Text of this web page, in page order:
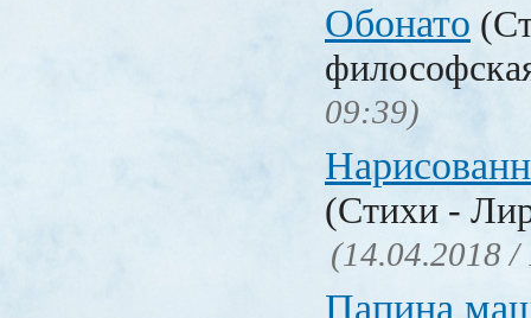
Обонато
09:39)
(Стихи -
(14.04.2018 /
Папина